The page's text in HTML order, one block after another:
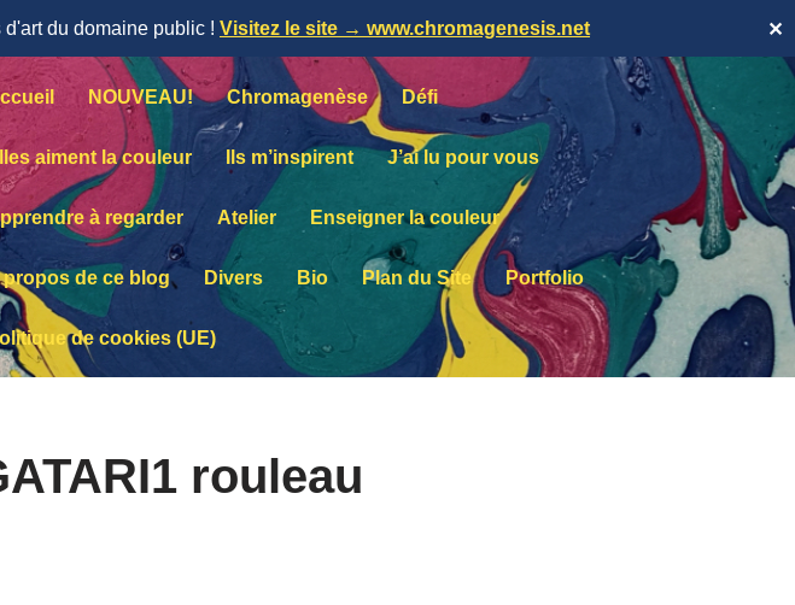
du domaine public ! Visitez le site → www.chromagenesis.net ✕
NOUVEAU! Chromagenèse Défi
aiment la couleur Ils m’inspirent J’ai lu pour vous
à regarder Atelier Enseigner la couleur
propos de ce blog Divers Bio Plan du Site Portfolio
de cookies (UE)
rouleau